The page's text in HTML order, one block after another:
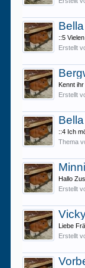
::5
Erstellt
Kennt
Erstellt
::4 Ich
Thema
Hallo
Erstellt
Liebe
Erstellt